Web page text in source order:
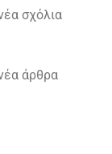
σχόλια
άρθρα